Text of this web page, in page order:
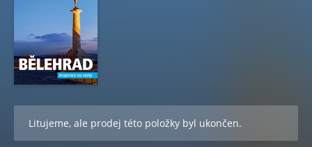
Litujeme, ale prodej této položky byl ukončen.